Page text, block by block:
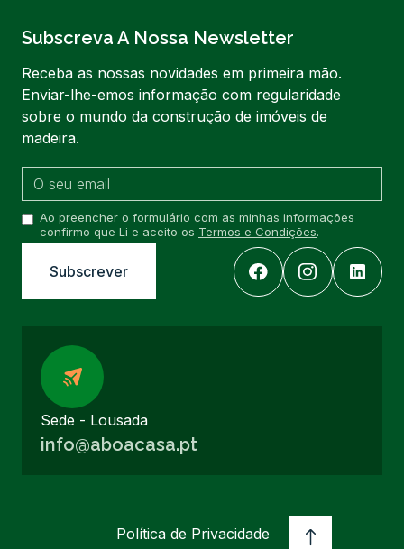
Subscreva A Nossa Newsletter
Receba as nossas novidades em primeira mão.
Enviar-lhe-emos informação com regularidade
sobre o mundo da construção de imóveis de
madeira.
Ao preencher o formulário com as minhas informações
confirmo que Li e aceito os Termos e Condições.
Sede - Lousada
info@aboacasa.pt
Política de Privacidade